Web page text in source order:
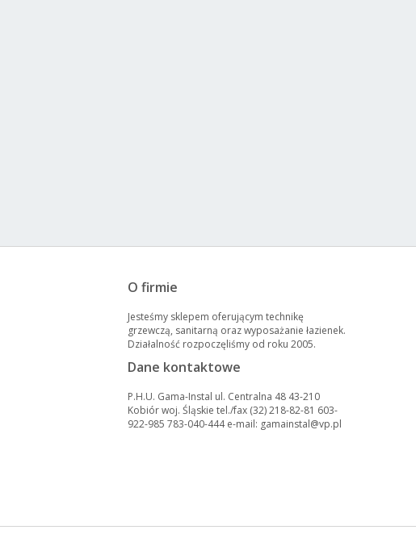
O firmie
Jesteśmy sklepem oferującym technikę
grzewczą, sanitarną oraz wyposażanie łazienek.
Działalność rozpoczęliśmy od roku 2005.
Dane kontaktowe
P.H.U. Gama-Instal ul. Centralna 48 43-210
Kobiór woj. Śląskie tel./fax (32) 218-82-81 603-
922-985 783-040-444 e-mail: gamainstal@vp.pl